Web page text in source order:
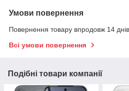
Умови повернення
Повернення товару впродовж 14
Всі умови повернення
Подібні товари компанії